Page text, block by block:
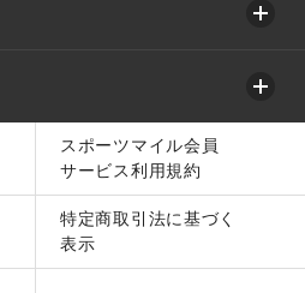
スポーツマイル会員
サービス利用規約
特定商取引法に基づく
表示